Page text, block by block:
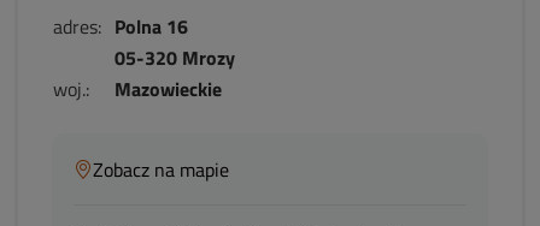
adres: Polna 16
05-320 Mrozy
woj.:
Mazowieckie
Zobacz na mapie